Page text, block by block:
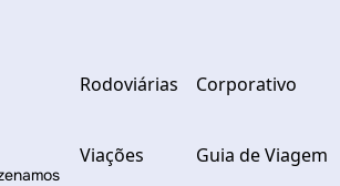
Rodoviárias
Viações
Corporativo
Guia de Viagem